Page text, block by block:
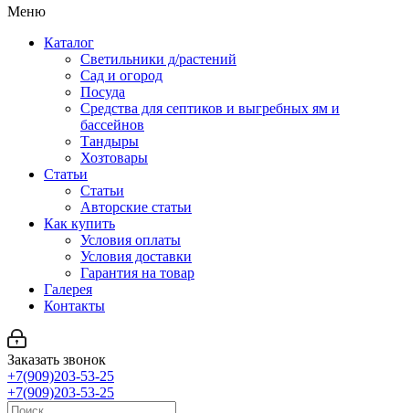
Меню
Каталог
Светильники д/растений
Сад и огород
Посуда
Средства для септиков и выгребных ям и
бассейнов
Тандыры
Хозтовары
Статьи
Статьи
Авторские статьи
Как купить
Условия оплаты
Условия доставки
Гарантия на товар
Галерея
Контакты
Заказать звонок
+7(909)203-53-25
+7(909)203-53-25